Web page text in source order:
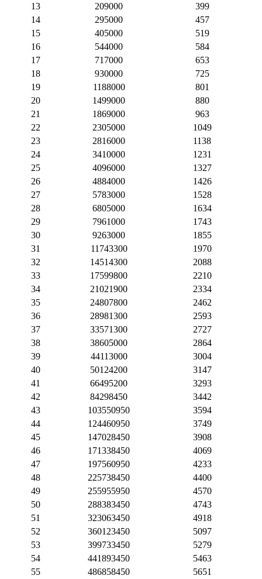
13
209000
399
14
295000
457
15
405000
519
16
544000
584
17
717000
653
18
930000
725
19
1188000
801
20
1499000
880
21
1869000
963
22
2305000
1049
23
2816000
1138
24
3410000
1231
25
4096000
1327
26
4884000
1426
27
5783000
1528
28
6805000
1634
29
7961000
1743
30
9263000
1855
31
11743300
1970
32
14514300
2088
33
17599800
2210
34
21021900
2334
35
24807800
2462
36
28981300
2593
37
33571300
2727
38
38605000
2864
39
44113000
3004
40
50124200
3147
41
66495200
3293
42
84298450
3442
43
103550950
3594
44
124460950
3749
45
147028450
3908
46
171338450
4069
47
197560950
4233
48
225738450
4400
49
255955950
4570
50
288383450
4743
51
323063450
4918
52
360123450
5097
53
399733450
5279
54
441893450
5463
55
486858450
5651